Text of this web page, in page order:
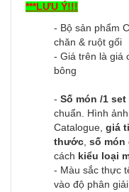
***LƯU Ý!!!
- Bộ sản phẩm
chăn & ruột gối
- Giá trên là giá
bông
- Số món /1 set
chuẩn. Hình
Catalogue, giá
thước số món
cách kiểu loại
- Màu sắc thực
vào độ phân